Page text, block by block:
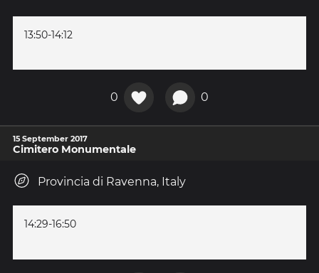
13:50-14:12
0 0
15 September 2017
Cimitero Monumentale
Provincia di Ravenna, Italy
14:29-16:50